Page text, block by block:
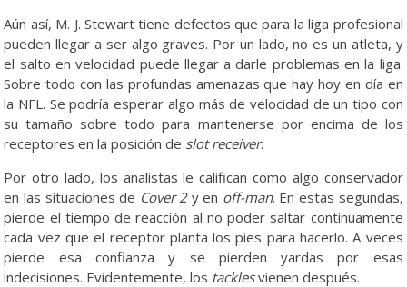
Aún así, M. J. Stewart tiene defectos que para la liga profesional
pueden llegar a ser algo graves. Por un lado, no es un atleta, y
el salto en velocidad puede llegar a darle problemas en la liga.
Sobre todo con las profundas amenazas que hay hoy en día en
la NFL. Se podría esperar algo más de velocidad de un tipo con
su tamaño sobre todo para mantenerse por encima de los
receptores en la posición de slot receiver.
Por otro lado, los analistas le califican como algo conservador
en las situaciones de Cover 2y en off-man. En estas segundas,
pierde el tiempo de reacción al no poder saltar continuamente
cada vez que el receptor planta los pies para hacerlo. A veces
pierde esa confianza y se pierden yardas por esas
indecisiones. Evidentemente, los tacklesvienen después.